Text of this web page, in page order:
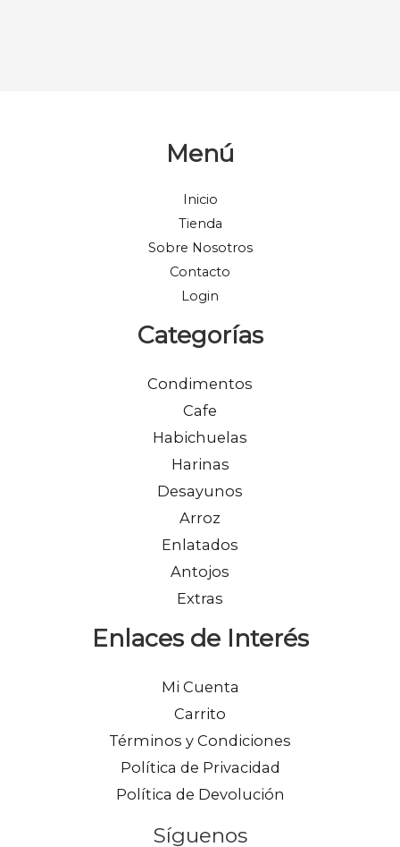
Menú
Inicio
Tienda
Sobre Nosotros
Contacto
Login
Categorías
Condimentos
Cafe
Habichuelas
Harinas
Desayunos
Arroz
Enlatados
Antojos
Extras
Enlaces de Interés
Mi Cuenta
Carrito
Términos y Condiciones
Política de Privacidad
Política de Devolución
Síguenos